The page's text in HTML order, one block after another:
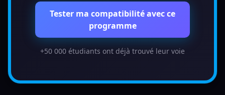
Tester ma compatibilité avec ce
programme
+50 000 étudiants ont déjà trouvé leur voie